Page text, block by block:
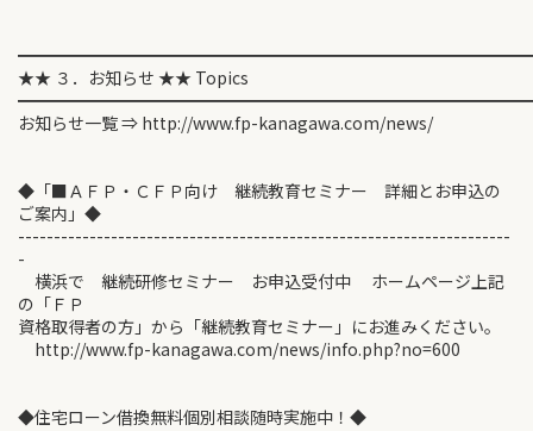
★★ ３．お知らせ ★★ Topics
お知らせ一覧 ⇒ http://www.fp-kanagawa.com/news/
◆「■ＡＦＰ・ＣＦＰ向け 継続教育セミナー 詳細とお申込の
ご案内」◆
---------------------------------------------------------------------
-
横浜で 継続研修セミナー お申込受付中 ホームページ上記
の「ＦＰ
資格取得者の方」から「継続教育セミナー」にお進みください。
http://www.fp-kanagawa.com/news/info.php?no=600
◆住宅ローン借換無料個別相談随時実施中！◆